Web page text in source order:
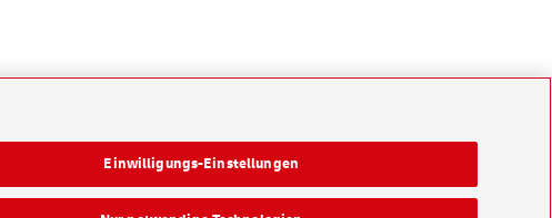
Einwilligungs-Einstellungen